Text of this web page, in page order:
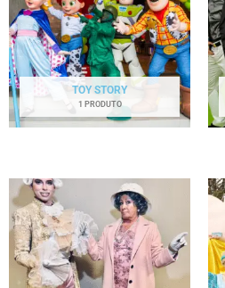
TOY STORY
1 PRODUTO